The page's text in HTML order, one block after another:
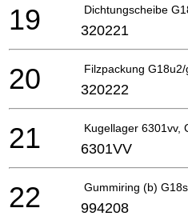
Dichtungscheibe
19 320221
Filzpackung G18u2/
20 320222
Kugellager 6301vv,
21 6301VV
Gummiring (b)
22 994208